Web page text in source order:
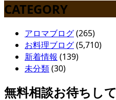
CATEGORY
アロマブログ(265)
お料理ブログ(5,710)
新着情報 (139)
未分類(30)
無料相談お待ちし